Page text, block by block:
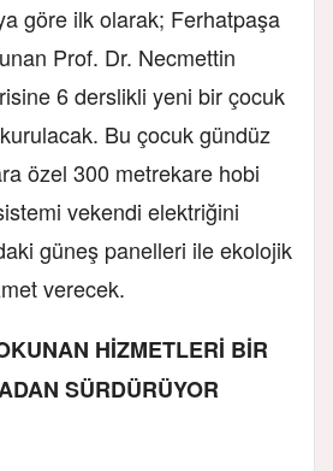
göre ilk olarak; Ferhatpaşa
Prof. Dr. Necmettin
6 derslikli yeni bir çocuk
Bu çocuk gündüz
özel 300 metrekare hobi
vekendi elektriğini
güneş panelleri ile ekolojik
verecek.
HİZMETLERİ BİR
SÜRDÜRÜYOR